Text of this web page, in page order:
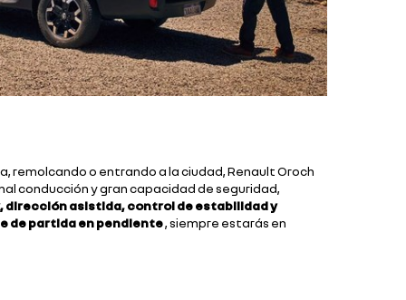
remolcando o entrando a la ciudad, Renault Oroch
conducción y gran capacidad de seguridad,
dirección asistida, control de estabilidad y
de partida en pendiente, siempre estarás en